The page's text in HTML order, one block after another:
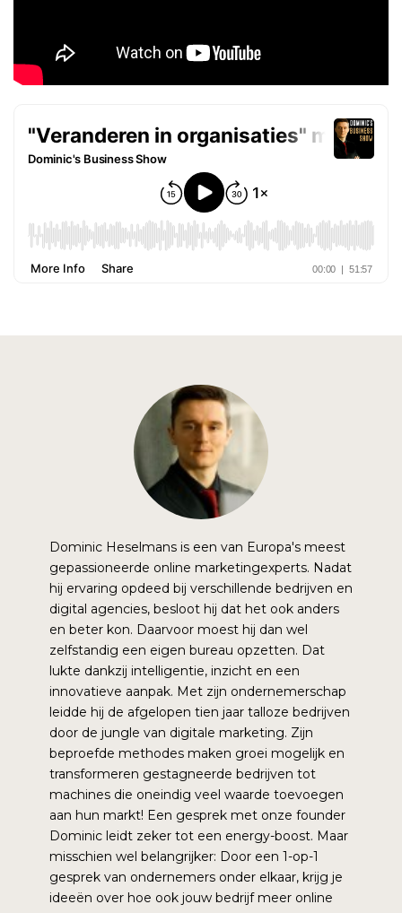
Dominic Heselmans is een van Europa's meest
gepassioneerde online marketingexperts. Nadat
hij ervaring opdeed bij verschillende bedrijven en
digital agencies, besloot hij dat het ook anders
en beter kon. Daarvoor moest hij dan wel
zelfstandig een eigen bureau opzetten. Dat
lukte dankzij intelligentie, inzicht en een
innovatieve aanpak. Met zijn ondernemerschap
leidde hij de afgelopen tien jaar talloze bedrijven
door de jungle van digitale marketing. Zijn
beproefde methodes maken groei mogelijk en
transformeren gestagneerde bedrijven tot
machines die oneindig veel waarde toevoegen
aan hun markt! Een gesprek met onze founder
Dominic leidt zeker tot een energy-boost. Maar
misschien wel belangrijker: Door een 1-op-1
gesprek van ondernemers onder elkaar, krijg je
ideeën over hoe ook jouw bedrijf meer online